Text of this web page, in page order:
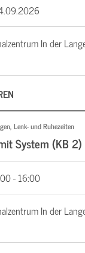
In der
Lenk- und Ruhezeiten
System (KB 2)
- 16:00
In der